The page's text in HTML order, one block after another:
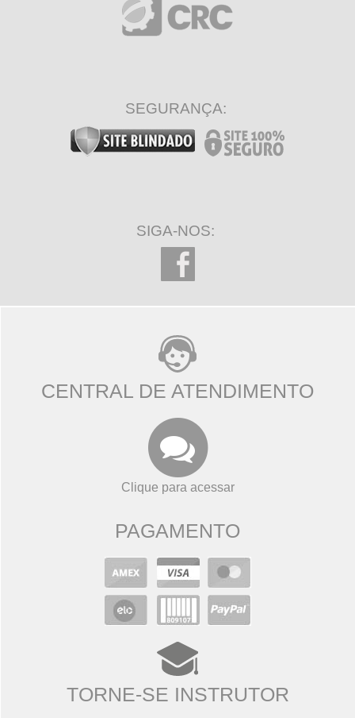
SEGURANÇA:
SIGA-NOS:
CENTRAL DE ATENDIMENTO
Clique para acessar
PAGAMENTO
TORNE-SE INSTRUTOR